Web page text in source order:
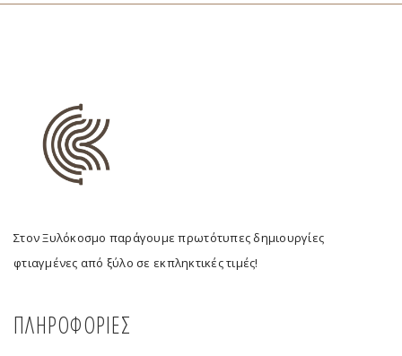
Στον Ξυλόκοσμο παράγουμε πρωτότυπες δημιουργίες
φτιαγμένες από ξύλο σε εκπληκτικές τιμές!
ΠΛΗΡΟΦΟΡΙΕΣ